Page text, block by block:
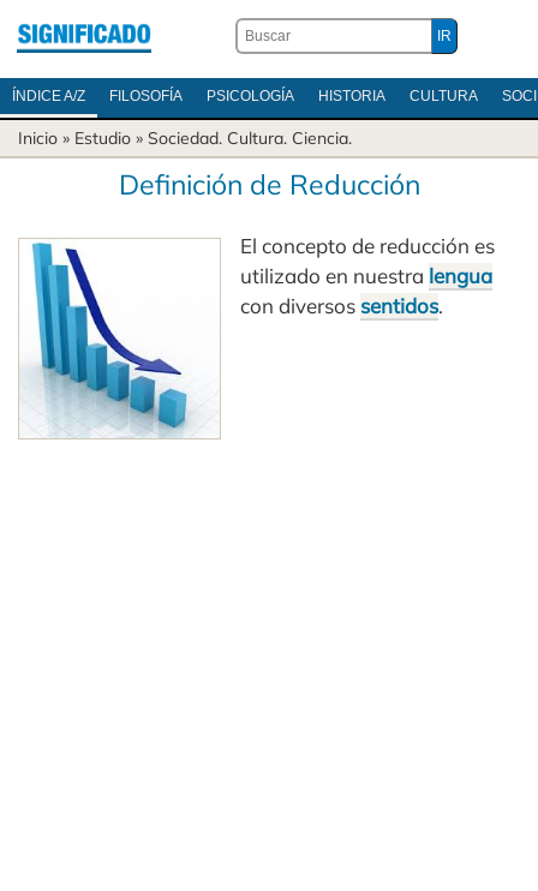
ÍNDICE A/Z FILOSOFÍA PSICOLOGÍA HISTORIA CULTURA
Inicio » Estudio » Sociedad. Cultura. Ciencia.
Definición de Reducción
El concepto de reducción es
utilizado en nuestra lengua
con diversos sentidos.